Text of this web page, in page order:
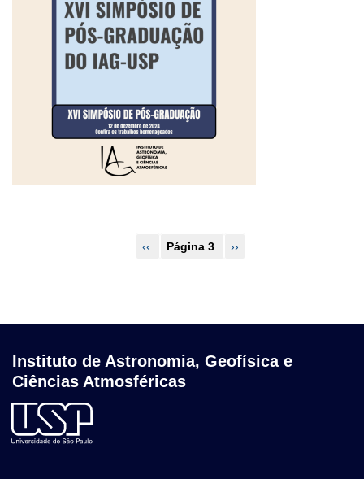
Página
‹‹ Página 3
Próxima
››
Instituto de Astronomia, Geofísica e
Ciências Atmosféricas